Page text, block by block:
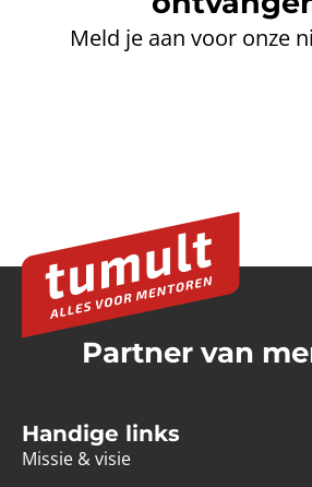
Meld je aan voor onze
Partner van
Handige links
Missie & visie